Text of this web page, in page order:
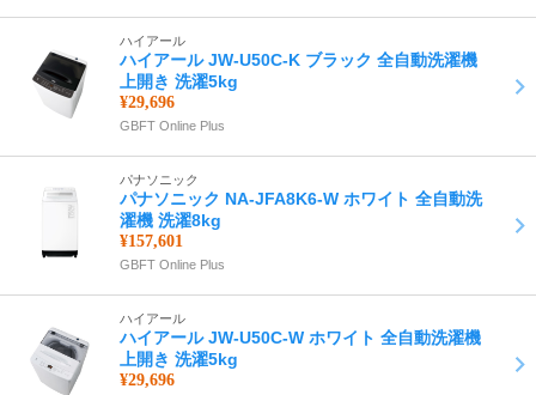
ハイアール
ハイアール JW-U50C-K ブラック 全自動洗濯機
上開き 洗濯5kg
¥29,696
GBFT Online Plus
パナソニック
パナソニック NA-JFA8K6-W ホワイト 全自動洗
濯機 洗濯8kg
¥157,601
GBFT Online Plus
ハイアール
ハイアール JW-U50C-W ホワイト 全自動洗濯機
上開き 洗濯5kg
¥29,696